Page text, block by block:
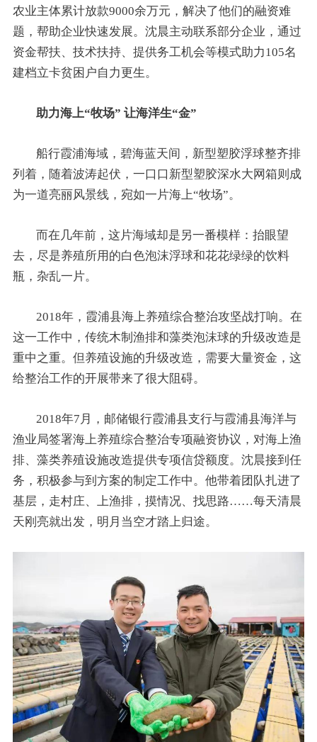
农业主体累计放款9000余万元，解决了他们的融资难
题，帮助企业快速发展。沈晨主动联系部分企业，通过
资金帮扶、技术扶持、提供务工机会等模式助力105名
建档立卡贫困户自力更生。
助力海上“牧场” 让海洋生“金”
船行霞浦海域，碧海蓝天间，新型塑胶浮球整齐排
列着，随着波涛起伏，一口口新型塑胶深水大网箱则成
为一道亮丽风景线，宛如一片海上“牧场”。
而在几年前，这片海域却是另一番模样：抬眼望
去，尽是养殖所用的白色泡沫浮球和花花绿绿的饮料
瓶，杂乱一片。
2018年，霞浦县海上养殖综合整治攻坚战打响。在
这一工作中，传统木制渔排和藻类泡沫球的升级改造是
重中之重。但养殖设施的升级改造，需要大量资金，这
给整治工作的开展带来了很大阻碍。
2018年7月，邮储银行霞浦县支行与霞浦县海洋与
渔业局签署海上养殖综合整治专项融资协议，对海上渔
排、藻类养殖设施改造提供专项信贷额度。沈晨接到任
务，积极参与到方案的制定工作中。他带着团队扎进了
基层，走村庄、上渔排，摸情况、找思路……每天清晨
天刚亮就出发，明月当空才踏上归途。